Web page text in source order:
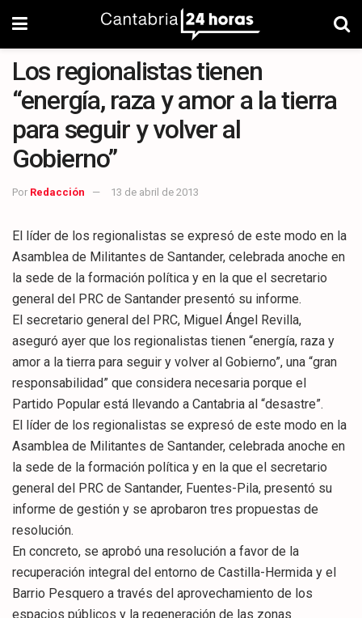
Los regionalistas tienen
“energía, raza y amor a la tierra
para seguir y volver al
Gobierno”
Por Redacción 13 de abril de 2013
El líder de los regionalistas se expresó de este modo en la
Asamblea de Militantes de Santander, celebrada anoche en
la sede de la formación política y en la que el secretario
general del PRC de Santander presentó su informe.
El secretario general del PRC, Miguel Ángel Revilla,
aseguró ayer que los regionalistas tienen “energía, raza y
amor a la tierra para seguir y volver al Gobierno”, una “gran
responsabilidad” que considera necesaria porque el
Partido Popular está llevando a Cantabria al “desastre”.
El líder de los regionalistas se expresó de este modo en la
Asamblea de Militantes de Santander, celebrada anoche en
la sede de la formación política y en la que el secretario
general del PRC de Santander, Fuentes-Pila, presentó su
informe de gestión y se aprobaron tres propuestas de
resolución.
En concreto, se aprobó una resolución a favor de la
recuperación integral del entorno de Castilla-Hermida y el
Barrio Pesquero a través del aprovechamiento de los
espacios públicos y la regeneración de las zonas